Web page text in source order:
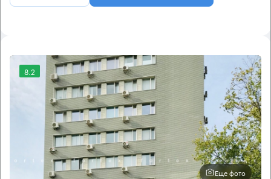
8.2
Еще фото